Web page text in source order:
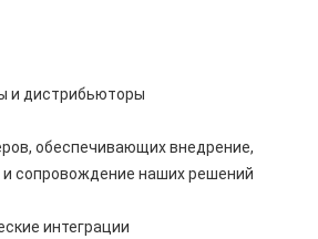
и дистрибьюторы
обеспечивающих внедрение,
и сопровождение наших решений
интеграции